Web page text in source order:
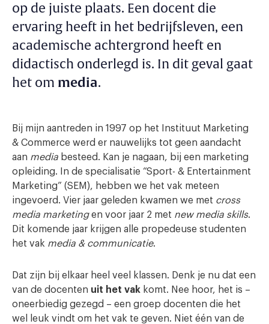
op de juiste plaats. Een docent die
ervaring heeft in het bedrijfsleven, een
academische achtergrond heeft en
didactisch onderlegd is. In dit geval gaat
het om media.
Bij mijn aantreden in 1997 op het Instituut Marketing
& Commerce werd er nauwelijks tot geen aandacht
aan media besteed. Kan je nagaan, bij een marketing
opleiding. In de specialisatie “Sport- & Entertainment
Marketing” (SEM), hebben we het vak meteen
ingevoerd. Vier jaar geleden kwamen we met cross
media marketingen voor jaar 2 met new media skills.
Dit komende jaar krijgen alle propedeuse studenten
het vak media & communicatie.
Dat zijn bij elkaar heel veel klassen. Denk je nu dat een
van de docenten uit het vak komt. Nee hoor, het is –
oneerbiedig gezegd – een groep docenten die het
wel leuk vindt om het vak te geven. Niet één van de